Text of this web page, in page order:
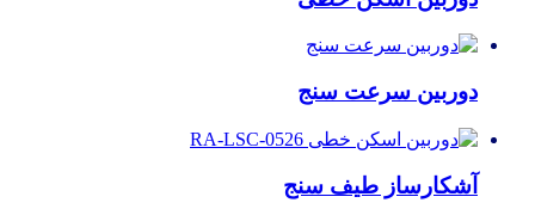
دوربین سرعت سنج
آشکارساز طیف سنج